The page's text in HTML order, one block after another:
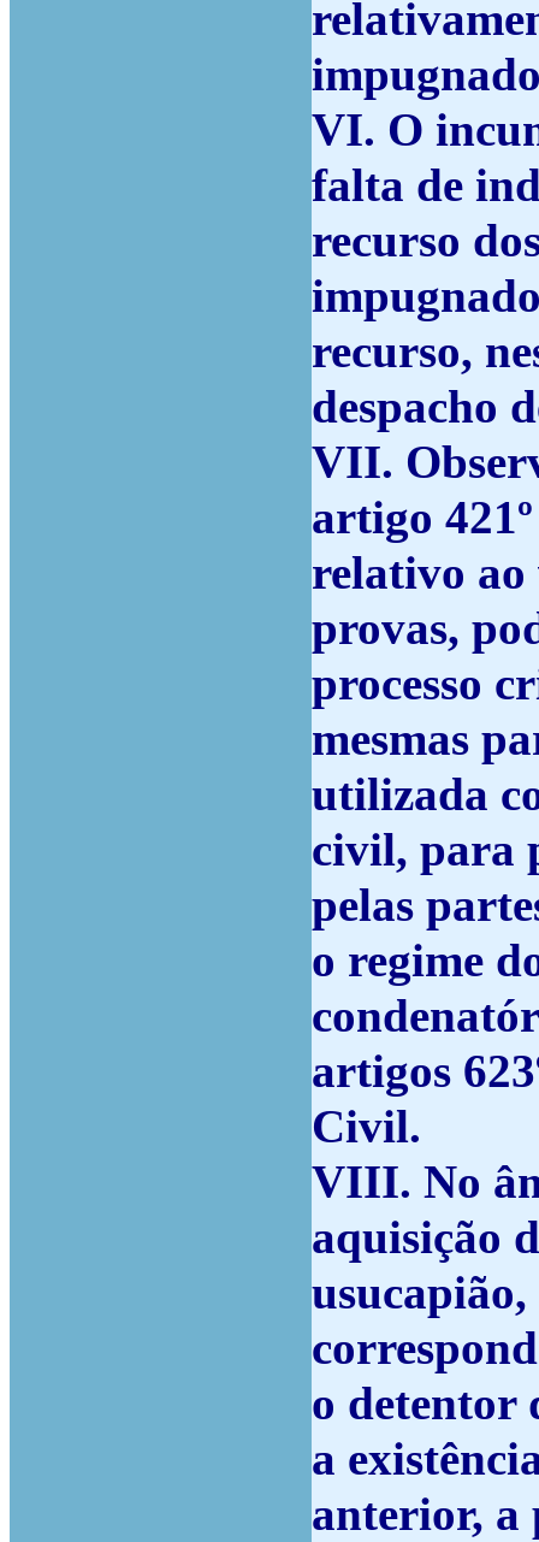
VI. O
falta de
recurso
recurso,
despacho
VII.
artigo
relativo ao
provas,
processo
mesmas
utilizada
civil, para
pelas
o regime
artigos
Civil.
VIII. No
aquisição
o detentor
a
anterior, a